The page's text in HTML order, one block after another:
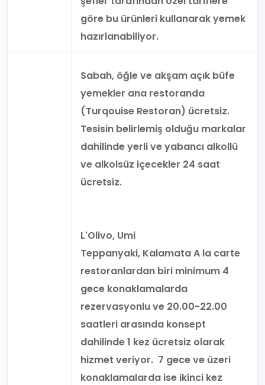
göre bu ürünleri kullanarak yemek
hazırlanabiliyor.
Sabah, öğle ve akşam açık büfe
yemekler ana restoranda
(Turqouise Restoran) ücretsiz.
Tesisin belirlemiş olduğu markalar
dahilinde yerli ve yabancı alkollü
ve alkolsüz içecekler 24 saat
ücretsiz.
L'Olivo, Umi
Teppanyaki, Kalamata A la carte
restoranlardan biri minimum 4
gece konaklamalarda
rezervasyonlu ve 20.00-22.00
saatleri arasında konsept
dahilinde 1 kez ücretsiz olarak
hizmet veriyor. 7 gece ve üzeri
konaklamalarda ise ikinci kez